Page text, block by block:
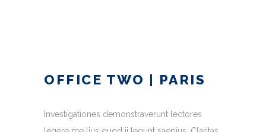
OFFICE TWO | PARIS
Investigationes demonstraverunt lectores